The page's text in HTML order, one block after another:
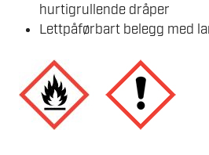
hurtigrullende dråper
Lettpåførbart belegg med